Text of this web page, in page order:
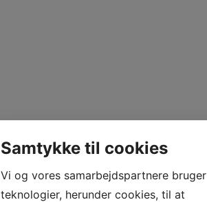
Samtykke til cookies
Vi og vores samarbejdspartnere bruger
teknologier, herunder cookies, til at